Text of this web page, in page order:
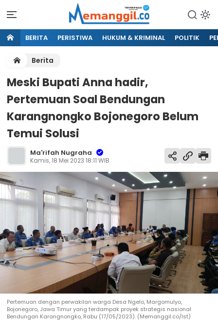
BERITA PERISTIWA HUKUM & KRIMINAL POLITIK
Berita
Meski Bupati Anna hadir,
Pertemuan Soal Bendungan
Karangnongko Bojonegoro Belum
Temui Solusi
Ma'rifah Nugraha
Kamis, 18 Mei 2023 18:11 WIB
Pertemuan dengan perwakilan warga Desa Ngelo, Margomulyo,
Bojonegoro, Jawa Timur yang terdampak proyek strategis nasional
Bendungan Karangnongko, Rabu (17/05/2023). (Memanggil.co/lst)